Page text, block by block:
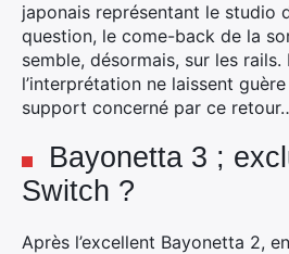
japonais représentant le studio
question, le come-back de la
semble, désormais, sur les
l’interprétation ne laissent
support concerné par ce
Bayonetta 3 ;
Switch ?
Après l’excellent Bayonetta 2,